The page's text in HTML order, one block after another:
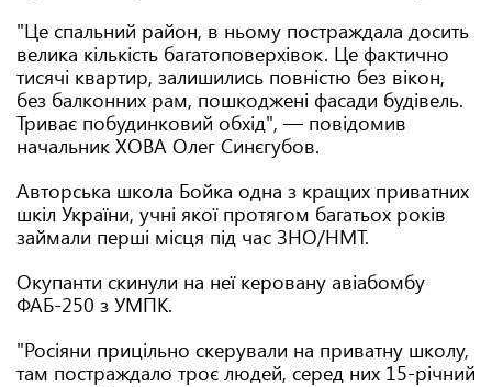
"Це спальний район, в ньому постраждала досить
велика кількість багатоповерхівок. Це фактично
тисячі квартир, залишились повністю без вікон,
без балконних рам, пошкоджені фасади будівель.
Триває побудинковий обхід", — повідомив
начальник ХОВА Олег Синєгубов.
Авторська школа Бойка одна з кращих приватних
шкіл України, учні якої протягом багатьох років
займали перші місця під час ЗНО/НМТ.
Окупанти скинули на неї керовану авіабомбу
ФАБ-250 з УМПК.
"Росіяни прицільно скерували на приватну школу,
там постраждало троє людей, серед них 15-річний